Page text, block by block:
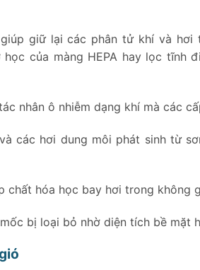
giữ lại các phân tử khí và
của màng HEPA hay lọc
nhân ô nhiễm dạng khí mà các
và các hơi dung môi phát sinh từ
chất hóa học bay hơi trong
bị loại bỏ nhờ diện tích bề mặt